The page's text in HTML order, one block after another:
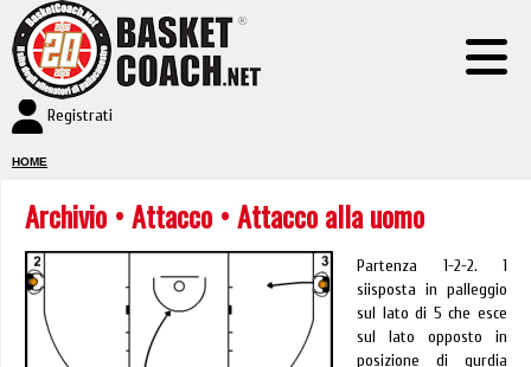
Registrati
HOME
Archivio •Attacco • Attacco alla uomo
Partenza 1-2-2. 1
siisposta in palleggio
sul lato di 5 che esce
sul lato opposto in
posizione di gurdia